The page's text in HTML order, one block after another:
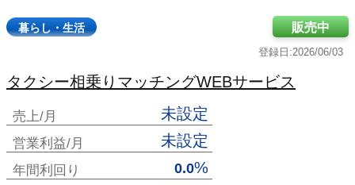
暮らし・生活
登録日:2026/06/03
販売中
タクシー相乗りマッチングWEBサービス
売上/月 未設定
営業利益/月 未設定
年間利回り 0.0%